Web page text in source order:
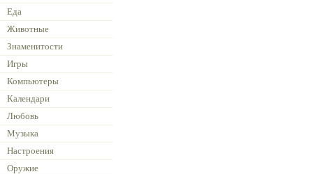
Еда
Животные
Знаменитости
Игры
Компьютеры
Календари
Любовь
Музыка
Настроения
Оружие